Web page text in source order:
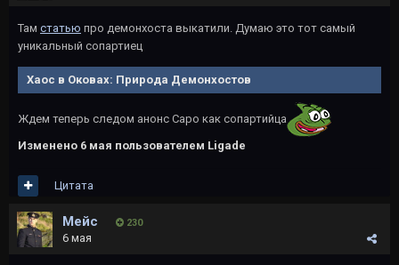
Там статью про демонхоста выкатили. Думаю это тот самый
уникальный сопартиец
Хаос в Оковах: Природа Демонхостов
Ждем теперь следом анонс Саро как сопартийца
Изменено 6 мая пользователем Ligade
Цитата
Мейс 230
6 мая